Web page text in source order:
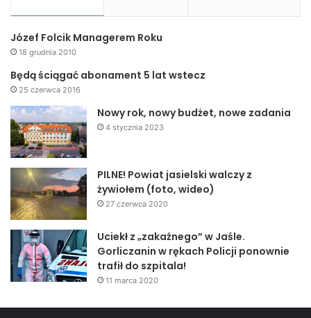
Józef Folcik Managerem Roku
18 grudnia 2010
Będą ściągać abonament 5 lat wstecz
25 czerwca 2016
Nowy rok, nowy budżet, nowe zadania
4 stycznia 2023
PILNE! Powiat jasielski walczy z
żywiołem (foto, wideo)
27 czerwca 2020
Uciekł z „zakaźnego” w Jaśle.
Gorliczanin w rękach Policji ponownie
trafił do szpitala!
11 marca 2020